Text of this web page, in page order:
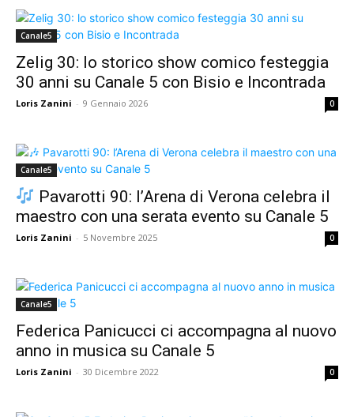
Canale5
Zelig 30: lo storico show comico festeggia
30 anni su Canale 5 con Bisio e Incontrada
Loris Zanini - 9 Gennaio 2026 0
Canale5
Pavarotti 90: l’Arena di Verona celebra il
maestro con una serata evento su Canale 5
Loris Zanini - 5 Novembre 2025 0
Canale5
Federica Panicucci ci accompagna al nuovo
anno in musica su Canale 5
Loris Zanini - 30 Dicembre 2022 0